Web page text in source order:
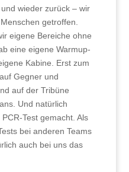
wieder zurück – wir
getroffen.
eigene Bereiche ohne
eine eigene Warmup-
Kabine. Erst zum
Gegner und
auf der Tribüne
Und natürlich
Test gemacht. Als
bei anderen Teams
auch bei uns das